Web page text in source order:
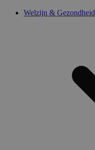
Welzijn & Gezondheid